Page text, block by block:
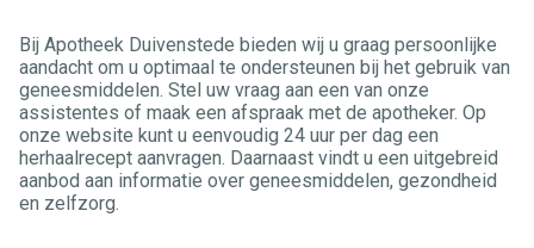
Bij Apotheek Duivenstede bieden wij u graag persoonlijke
aandacht om u optimaal te ondersteunen bij het gebruik van
geneesmiddelen. Stel uw vraag aan een van onze
assistentes of maak een afspraak met de apotheker. Op
onze website kunt u eenvoudig 24 uur per dag een
herhaalrecept aanvragen. Daarnaast vindt u een uitgebreid
aanbod aan informatie over geneesmiddelen, gezondheid
en zelfzorg.